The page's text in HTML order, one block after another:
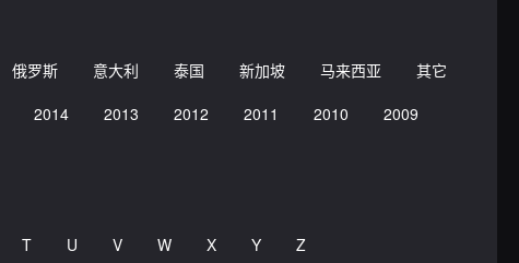
俄罗斯 意大利 泰国 新加坡 马来西亚
其它
2014 2013 2012 2011 2010
2009
T U V W X Y
Z